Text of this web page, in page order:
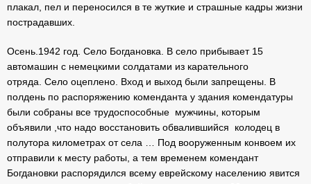
плакал, пел и переносился в те жуткие и страшные кадры жизни
пострадавших.
Осень.1942 год. Село Богдановка. В село прибывает 15
автомашин с немецкими солдатами из карательного
отряда. Село оцеплено. Вход и выход были запрещены. В
полдень по распоряжению коменданта у здания комендатуры
были собраны все трудоспособные мужчины, которым
объявили ,что надо восстановить обвалившийся колодец в
полутора километрах от села … Под вооруженным конвоем их
отправили к месту работы, а тем временем комендант
Богдановки распорядился всему еврейскому населению явится